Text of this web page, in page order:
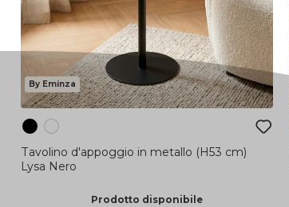
By Eminza
Tavolino d'appoggio in metallo (H53 cm)
Lysa Nero
Prodotto disponibile